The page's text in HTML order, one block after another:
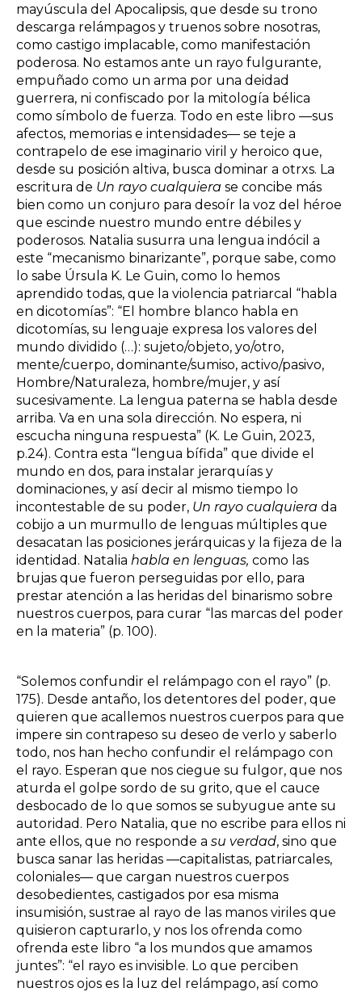
mayúscula del Apocalipsis, que desde su trono
descarga relámpagos y truenos sobre nosotras,
como castigo implacable, como manifestación
poderosa. No estamos ante un rayo fulgurante,
empuñado como un arma por una deidad
guerrera, ni confiscado por la mitología bélica
como símbolo de fuerza. Todo en este libro —sus
afectos, memorias e intensidades— se teje a
contrapelo de ese imaginario viril y heroico que,
desde su posición altiva, busca dominar a otrxs. La
escritura de Un rayo cualquiera se concibe más
bien como un conjuro para desoír la voz del héroe
que escinde nuestro mundo entre débiles y
poderosos. Natalia susurra una lengua indócil a
este “mecanismo binarizante”, porque sabe, como
lo sabe Úrsula K. Le Guin, como lo hemos
aprendido todas, que la violencia patriarcal “habla
en dicotomías”: “El hombre blanco habla en
dicotomías, su lenguaje expresa los valores del
mundo dividido (…): sujeto/objeto, yo/otro,
mente/cuerpo, dominante/sumiso, activo/pasivo,
Hombre/Naturaleza, hombre/mujer, y así
sucesivamente. La lengua paterna se habla desde
arriba. Va en una sola dirección. No espera, ni
escucha ninguna respuesta” (K. Le Guin, 2023,
p.24). Contra esta “lengua bífida” que divide el
mundo en dos, para instalar jerarquías y
dominaciones, y así decir al mismo tiempo lo
incontestable de su poder, Un rayo cualquiera da
cobijo a un murmullo de lenguas múltiples que
desacatan las posiciones jerárquicas y la fijeza de la
identidad. Natalia habla en lenguas, como las
brujas que fueron perseguidas por ello, para
prestar atención a las heridas del binarismo sobre
nuestros cuerpos, para curar “las marcas del poder
en la materia” (p. 100).
“Solemos confundir el relámpago con el rayo” (p.
175). Desde antaño, los detentores del poder, que
quieren que acallemos nuestros cuerpos para que
impere sin contrapeso su deseo de verlo y saberlo
todo, nos han hecho confundir el relámpago con
el rayo. Esperan que nos ciegue su fulgor, que nos
aturda el golpe sordo de su grito, que el cauce
desbocado de lo que somos se subyugue ante su
autoridad. Pero Natalia, que no escribe para ellos ni
ante ellos, que no responde a su verdad, sino que
busca sanar las heridas —capitalistas, patriarcales,
coloniales— que cargan nuestros cuerpos
desobedientes, castigados por esa misma
insumisión, sustrae al rayo de las manos viriles que
quisieron capturarlo, y nos los ofrenda como
ofrenda este libro “a los mundos que amamos
juntes”: “el rayo es invisible. Lo que perciben
nuestros ojos es la luz del relámpago, así como